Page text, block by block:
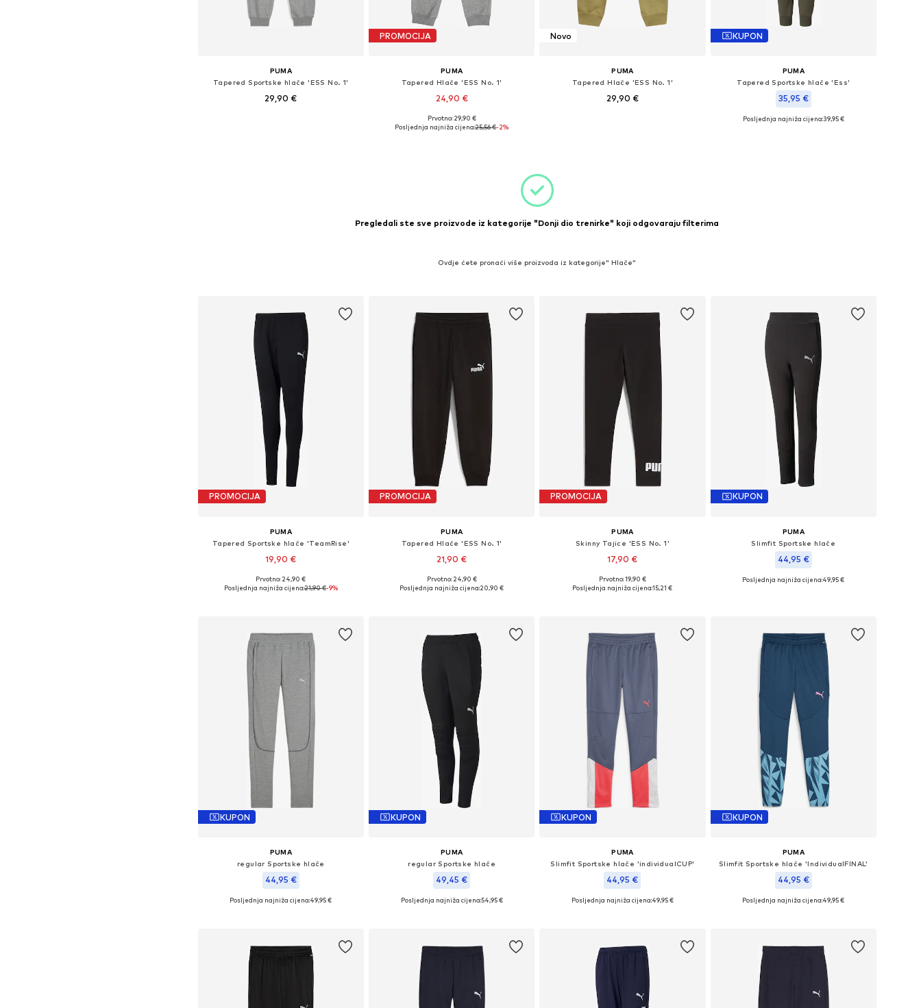
PUMA
Tapered Sportske hlače 'ESS No. 1'
29,90 €
PROMOCIJA
PUMA
Tapered Hlače 'ESS No. 1'
24,90 €
Dostupne veličine: 128, 140, 152, 164, 176
Prvotno: 29,90 €
Posljednja najniža cijena:25,56 €-2%
Novo
PUMA
Tapered Hlače 'ESS No. 1'
29,90 €
KUPON
PUMA
Tapered Sportske hlače 'Ess'
35,95 €
Dostupne veličine: 128
Posljednja najniža cijena:39,95 €
Pregledali ste sve proizvode iz kategorije "Donji dio trenirke" koji odgovaraju filterima
Ovdje ćete pronaći više proizvoda iz kategorije" Hlače"
PROMOCIJA
PUMA
Tapered Sportske hlače 'TeamRise'
19,90 €
Prvotno: 24,90 €
Posljednja najniža cijena:21,90 €-9%
PROMOCIJA
PUMA
Tapered Hlače 'ESS No. 1'
21,90 €
Dostupne veličine: 98, 104, 110, 116, 122
Prvotno: 24,90 €
Posljednja najniža cijena:20,90 €
PROMOCIJA
PUMA
Skinny Tajice 'ESS No. 1'
17,90 €
Dostupne veličine: 104, 110, 116, 122
Prvotno: 19,90 €
Posljednja najniža cijena:15,21 €
KUPON
PUMA
Slimfit Sportske hlače
44,95 €
Dostupne veličine: 128, 152
Posljednja najniža cijena:49,95 €
KUPON
PUMA
regular Sportske hlače
44,95 €
Dostupne veličine: 116, 128, 152, 164
Posljednja najniža cijena:49,95 €
KUPON
PUMA
regular Sportske hlače
49,45 €
Dostupne veličine: 116, 128, 152, 164
Posljednja najniža cijena:54,95 €
KUPON
PUMA
Slimfit Sportske hlače 'individualCUP'
44,95 €
Dostupne veličine: 140, 152, 164, 176
Posljednja najniža cijena:49,95 €
KUPON
PUMA
Slimfit Sportske hlače 'IndividualFINAL'
44,95 €
Dostupne veličine: 128, 140, 152, 164, 176
Posljednja najniža cijena:49,95 €